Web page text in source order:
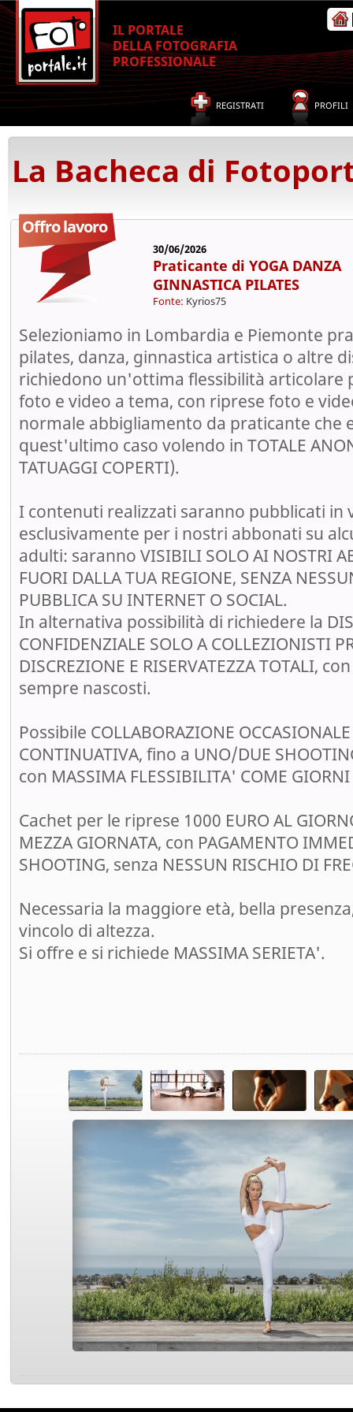
IL PORTALE
DELLA FOTOGRAFIA
PROFESSIONALE
REGISTRATI PROFILI
La Bacheca di
Offro lavoro
30/06/2026
Praticante di YOGA DANZA
GINNASTICA PILATES
Fonte: Kyrios75
Selezioniamo in Lombardia e Piemonte
pilates, danza, ginnastica artistica o altre
richiedono un'ottima flessibilità articolare
foto e video a tema, con riprese foto e
normale abbigliamento da praticante che
quest'ultimo caso volendo in TOTALE
TATUAGGI COPERTI).
I contenuti realizzati saranno pubblicati in
esclusivamente per i nostri abbonati su
adulti: saranno VISIBILI SOLO AI NOSTRI
FUORI DALLA TUA REGIONE, SENZA
PUBBLICA SU INTERNET O SOCIAL.
In alternativa possibilità di richiedere la
CONFIDENZIALE SOLO A COLLEZIONISTI
DISCREZIONE E RISERVATEZZA TOTALI,
sempre nascosti.
Possibile COLLABORAZIONE
CONTINUATIVA, fino a UNO/DUE
con MASSIMA FLESSIBILITA' COME GIORNI
Cachet per le riprese 1000 EURO AL
MEZZA GIORNATA, con PAGAMENTO
SHOOTING, senza NESSUN RISCHIO DI
Necessaria la maggiore età, bella
vincolo di altezza.
Si offre e si richiede MASSIMA SERIETA'.